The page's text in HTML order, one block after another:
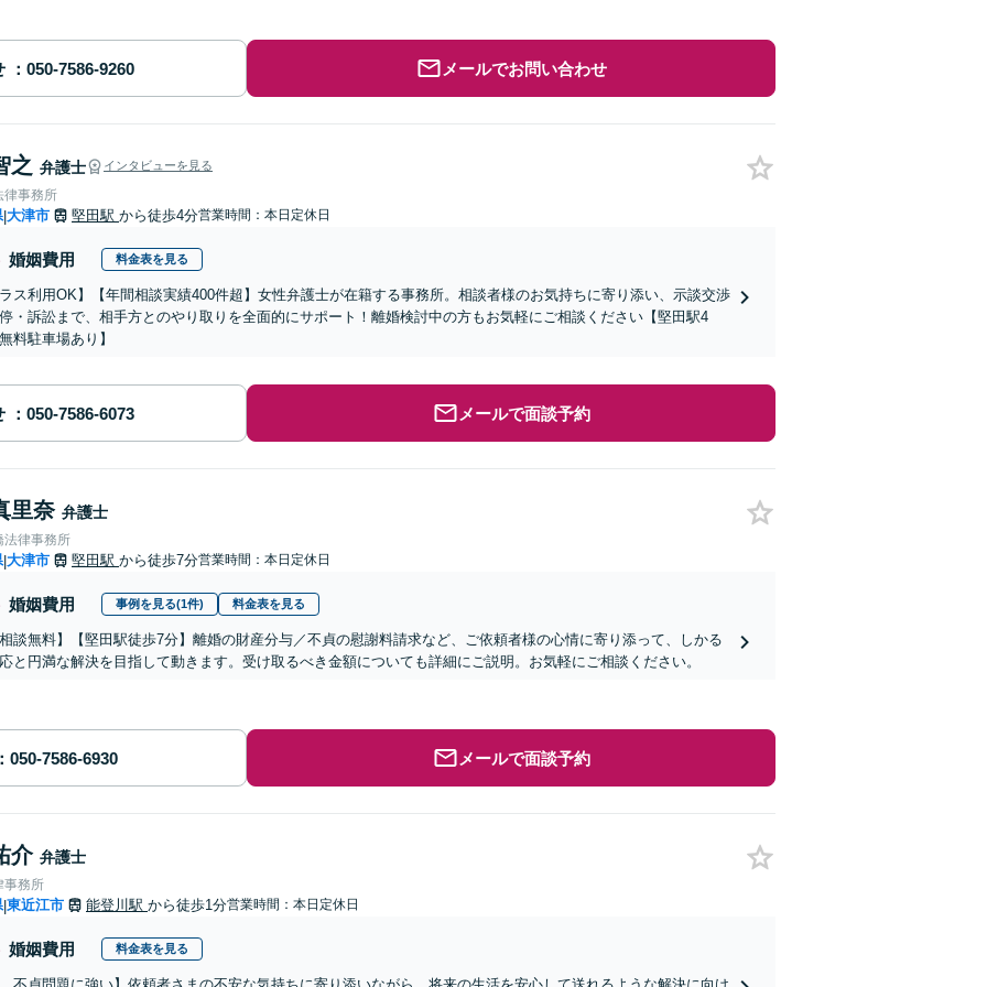
メールでお問い合わせ
之 弁護士 インタビューを見る
律事務所
|大津市 堅田駅 から徒歩4分営業時間：本日定休日
婚姻費用 料金表を見る
ス利用OK】【年間相談実績400件超】女性弁護士が在籍する事務所。相談者様のお気持ちに寄り添い、示談交渉
・訴訟まで、相手方とのやり取りを全面的にサポート！離婚検討中の方もお気軽にご相談ください【堅田駅4
料駐車場あり】
メールで面談予約
里奈 弁護士
法律事務所
|大津市 堅田駅 から徒歩7分営業時間：本日定休日
婚姻費用 事例を見る(1件) 料金表を見る
談無料】【堅田駅徒歩7分】離婚の財産分与／不貞の慰謝料請求など、ご依頼者様の心情に寄り添って、しかる
と円満な解決を目指して動きます。受け取るべき金額についても詳細にご説明。お気軽にご相談ください。
メールで面談予約
介 弁護士
事務所
|東近江市 能登川駅 から徒歩1分営業時間：本日定休日
婚姻費用 料金表を見る